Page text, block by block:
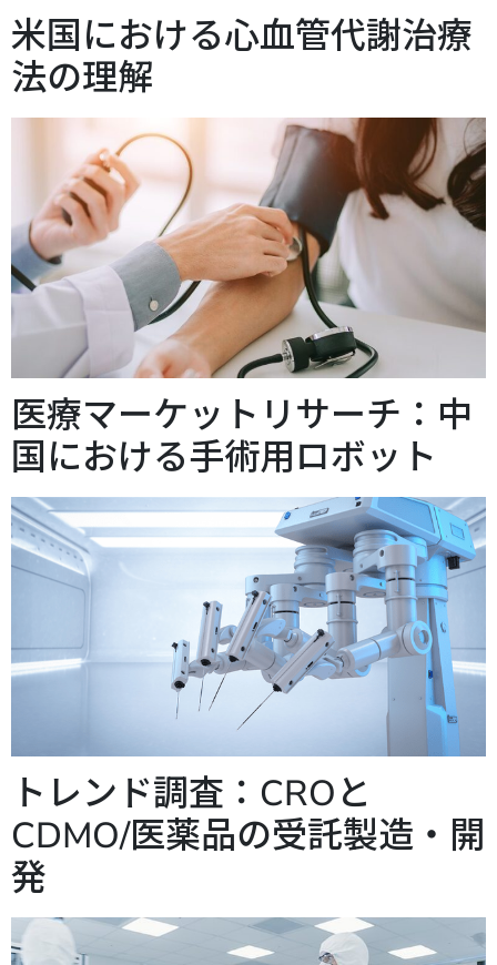
米国における心血管代謝治療
法の理解
医療マーケットリサーチ：中
国における手術用ロボット
トレンド調査：CROと
CDMO/医薬品の受託製造・開
発